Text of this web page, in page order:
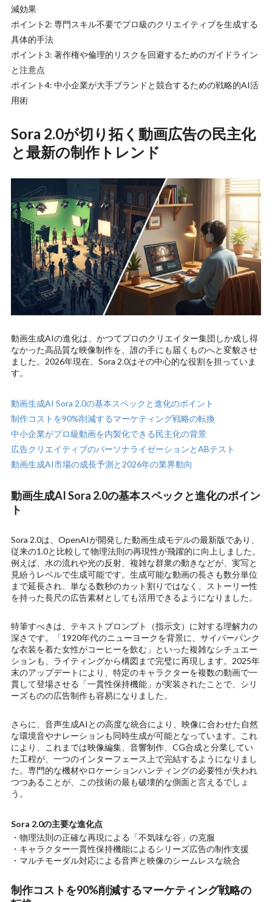
減効果
ポイント2: 専門スキル不要でプロ級のクリエイティブを生成する
具体的手法
ポイント3: 著作権や倫理的リスクを回避するためのガイドライン
と注意点
ポイント4: 中小企業が大手ブランドと競合するための戦略的AI活
用術
Sora 2.0が切り拓く動画広告の民主化
と最新の制作トレンド
動画生成AIの進化は、かつてプロのクリエイター集団しか成し得
なかった高品質な映像制作を、誰の手にも届くものへと変貌させ
ました。2026年現在、Sora 2.0はその中心的な役割を担っていま
す。
動画生成AI Sora 2.0の基本スペックと進化のポイント
制作コストを90%削減するマーケティング戦略の転換
中小企業がプロ級動画を内製化できる民主化の背景
広告クリエイティブのパーソナライゼーションとABテスト
動画生成AI市場の成長予測と2026年の業界動向
動画生成AI Sora 2.0の基本スペックと進化のポイン
ト
Sora 2.0は、OpenAIが開発した動画生成モデルの最新版であり、
従来の1.0と比較して物理法則の再現性が飛躍的に向上しました。
例えば、水の流れや光の反射、複雑な群衆の動きなどが、実写と
見紛うレベルで生成可能です。生成可能な動画の長さも数分単位
まで延長され、単なる数秒のカット割りではなく、ストーリー性
を持った長尺の広告素材としても活用できるようになりました。
特筆すべきは、テキストプロンプト（指示文）に対する理解力の
深さです。「1920年代のニューヨークを背景に、サイバーパンク
な衣装を着た女性がコーヒーを飲む」といった複雑なシチュエー
ションも、ライティングから構図まで完璧に再現します。2025年
末のアップデートにより、特定のキャラクターを複数の動画で一
貫して登場させる「一貫性保持機能」が実装されたことで、シリ
ーズものの広告制作も容易になりました。
さらに、音声生成AIとの高度な統合により、映像に合わせた自然
な環境音やナレーションも同時生成が可能となっています。これ
により、これまでは映像編集、音響制作、CG合成と分業してい
た工程が、一つのインターフェース上で完結するようになりまし
た。専門的な機材やロケーションハンティングの必要性が失われ
つつあることが、この技術の最も破壊的な側面と言えるでしょ
う。
Sora 2.0の主要な進化点
・物理法則の正確な再現による「不気味な谷」の克服
・キャラクター一貫性保持機能によるシリーズ広告の制作支援
・マルチモーダル対応による音声と映像のシームレスな統合
制作コストを90%削減するマーケティング戦略の